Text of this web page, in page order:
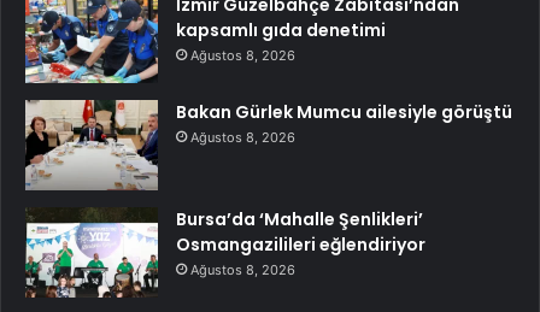
kapsamlı gıda denetimi
Ağustos 8, 2026
Bakan Gürlek Mumcu ailesiyle görüştü
Ağustos 8, 2026
Bursa’da ‘Mahalle Şenlikleri’
Osmangazilileri eğlendiriyor
Ağustos 8, 2026